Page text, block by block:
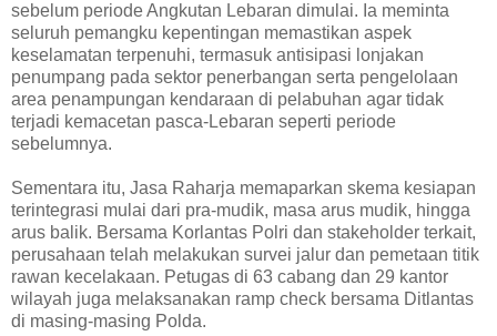
sebelum periode Angkutan Lebaran dimulai. Ia meminta
seluruh pemangku kepentingan memastikan aspek
keselamatan terpenuhi, termasuk antisipasi lonjakan
penumpang pada sektor penerbangan serta pengelolaan
area penampungan kendaraan di pelabuhan agar tidak
terjadi kemacetan pasca-Lebaran seperti periode
sebelumnya.
Sementara itu, Jasa Raharja memaparkan skema kesiapan
terintegrasi mulai dari pra-mudik, masa arus mudik, hingga
arus balik. Bersama Korlantas Polri dan stakeholder terkait,
perusahaan telah melakukan survei jalur dan pemetaan titik
rawan kecelakaan. Petugas di 63 cabang dan 29 kantor
wilayah juga melaksanakan ramp check bersama Ditlantas
di masing-masing Polda.